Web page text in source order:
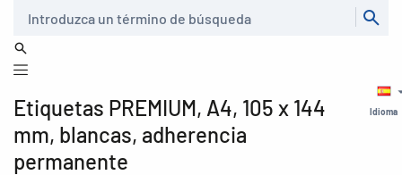
Idioma
Etiquetas PREMIUM, A4, 105 x 144
mm, blancas, adherencia
permanente